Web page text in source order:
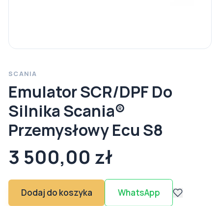
SCANIA
Emulator SCR/DPF Do
Silnika Scania®
Przemysłowy Ecu S8
3 500,00 zł
Dodaj do koszyka WhatsApp